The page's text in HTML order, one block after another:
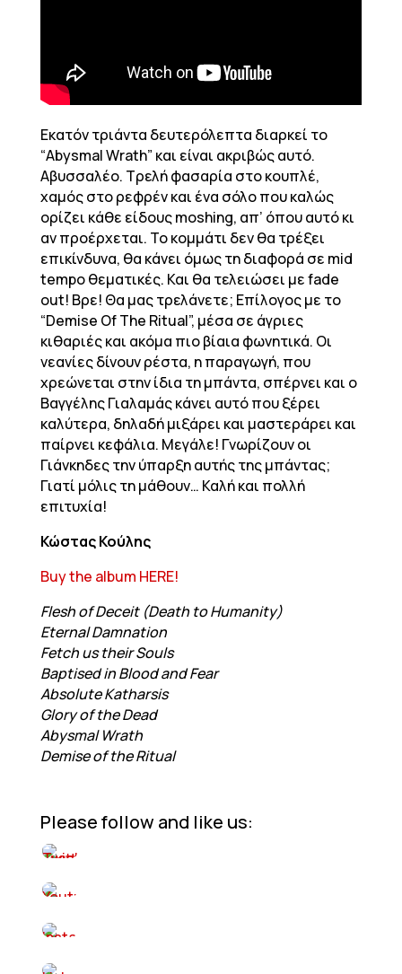
Εκατόν τριάντα δευτερόλεπτα διαρκεί το
“Abysmal Wrath” και είναι ακριβώς αυτό.
Αβυσσαλέο. Τρελή φασαρία στο κουπλέ,
χαμός στο ρεφρέν και ένα σόλο που καλώς
ορίζει κάθε είδους moshing, απ’ όπου αυτό κι
αν προέρχεται. Το κομμάτι δεν θα τρέξει
επικίνδυνα, θα κάνει όμως τη διαφορά σε mid
tempo θεματικές. Και θα τελειώσει με fade
out! Βρε! Θα μας τρελάνετε; Επίλογος με το
“Demise Of The Ritual”, μέσα σε άγριες
κιθαριές και ακόμα πιο βίαια φωνητικά. Οι
νεανίες δίνουν ρέστα, η παραγωγή, που
χρεώνεται στην ίδια τη μπάντα, σπέρνει και ο
Βαγγέλης Γιαλαμάς κάνει αυτό που ξέρει
καλύτερα, δηλαδή μιξάρει και μαστεράρει και
παίρνει κεφάλια. Μεγάλε! Γνωρίζουν οι
Γιάνκηδες την ύπαρξη αυτής της μπάντας;
Γιατί μόλις τη μάθουν… Καλή και πολλή
επιτυχία!
Κώστας Κούλης
Buy the album HERE!
Flesh of Deceit (Death to Humanity)
Eternal Damnation
Fetch us their Souls
Baptised in Blood and Fear
Absolute Katharsis
Glory of the Dead
Abysmal Wrath
Demise of the Ritual
Please follow and like us: